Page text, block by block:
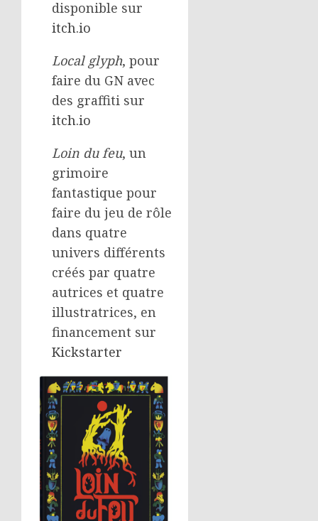
disponible sur
itch.io
Local glyph, pour
faire du GN avec
des graffiti sur
itch.io
Loin du feu, un
grimoire
fantastique pour
faire du jeu de rôle
dans quatre
univers différents
créés par quatre
autrices et quatre
illustratrices, en
financement sur
Kickstarter